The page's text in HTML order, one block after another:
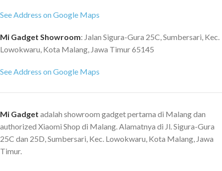
See Address on Google Maps
Mi Gadget Showroom: Jalan Sigura-Gura 25C, Sumbersari, Kec.
Lowokwaru, Kota Malang, Jawa Timur 65145
See Address on Google Maps
Mi Gadget adalah showroom gadget pertama di Malang dan
authorized Xiaomi Shop di Malang. Alamatnya di Jl. Sigura-Gura
25C dan 25D, Sumbersari, Kec. Lowokwaru, Kota Malang, Jawa
Timur.